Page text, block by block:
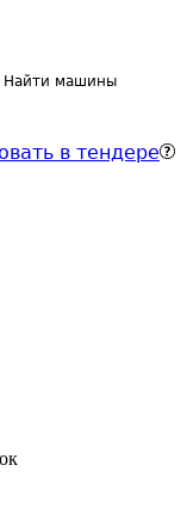
Найти машины
в тендере